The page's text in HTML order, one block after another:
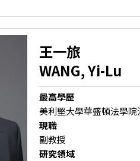
王一旅
WANG, Yi-Lu
最高學歷
美利堅大學華盛頓法學院
現職
副教授
研究領域